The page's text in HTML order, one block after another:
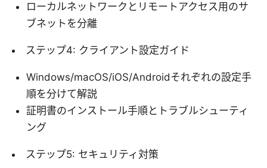
ローカルネットワークとリモートアクセス用のサ
ブネットを分離
ステップ4: クライアント設定ガイド
Windows/macOS/iOS/Androidそれぞれの設定手
順を分けて解説
証明書のインストール手順とトラブルシューティ
ング
ステップ5: セキュリティ対策